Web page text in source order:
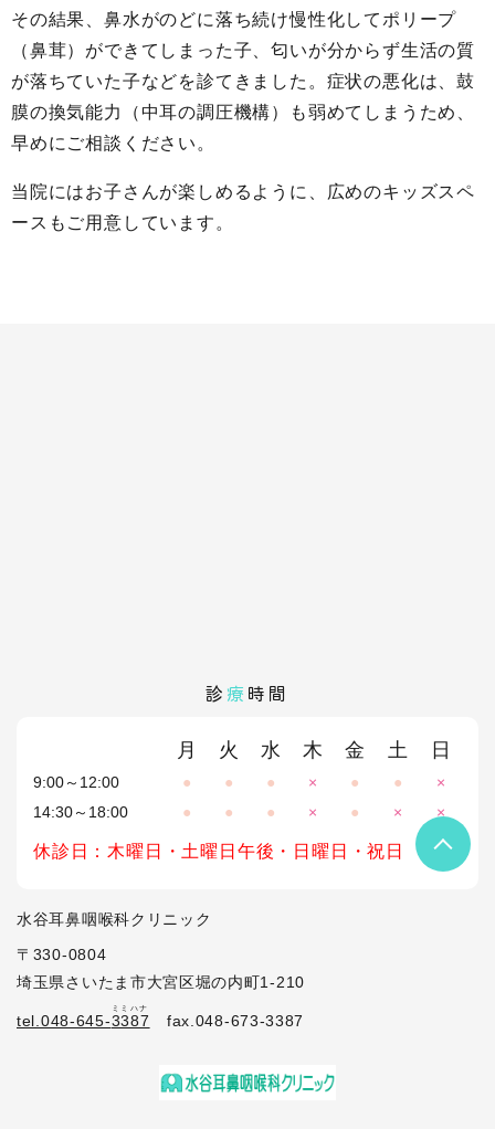
その結果、鼻水がのどに落ち続け慢性化してポリープ
（鼻茸）ができてしまった子、匂いが分からず生活の質
が落ちていた子などを診てきました。症状の悪化は、鼓
膜の換気能力（中耳の調圧機構）も弱めてしまうため、
早めにご相談ください。
当院にはお子さんが楽しめるように、広めのキッズスペ
ースもご用意しています。
診 療 時間
月 火 水 木 金 土 日
9:00～12:00 ● ● ● × ● ●
×
14:30～18:00
● ● ● × ● × ×
休診日：木曜日・土曜日午後・日曜日・祝日
水谷耳鼻咽喉科クリニック
〒330-0804
埼玉県さいたま市大宮区堀の内町1-210
tel.048-645-3387
ミミハナ
fax.048-673-3387